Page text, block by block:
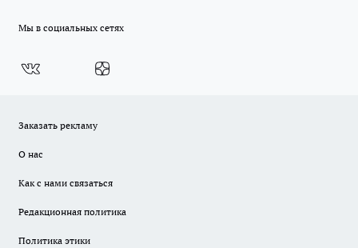
Мы в социальных сетях
Заказать рекламу
О нас
Как с нами связаться
Редакционная политика
Политика этики